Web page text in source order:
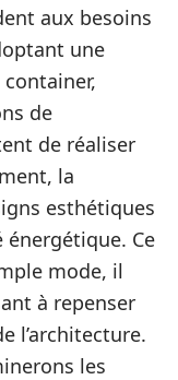
aux besoins
une
de
de réaliser
la
esthétiques
énergétique. Ce
mode, il
à repenser
l’architecture.
les